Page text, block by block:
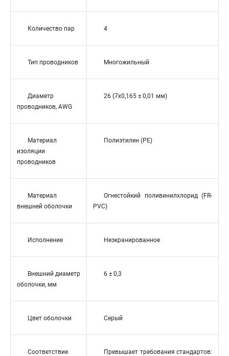
Количество пар 4
Тип проводников Многожильный
Диаметр
проводников, AWG
26 (7x0,165 ± 0,01 мм)
Материал
изоляции
проводников
Полиэтилен (PE)
Материал
внешней оболочки
Огнестойкий поливинилхлорид (FR-
PVC)
Исполнение Неэкранированное
Внешний диаметр
оболочки, мм
6 ± 0,3
Цвет оболочки Серый
Соответствие
Превышает требования стандартов: